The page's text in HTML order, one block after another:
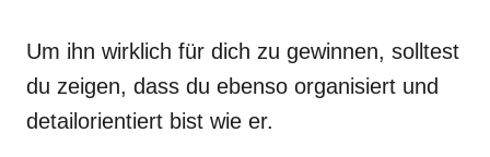
Um ihn wirklich für dich zu gewinnen, solltest
du zeigen, dass du ebenso organisiert und
detailorientiert bist wie er.